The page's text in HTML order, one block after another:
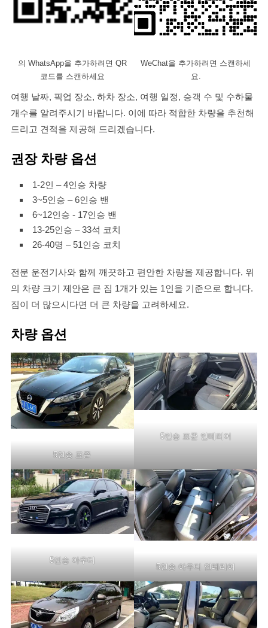
의 WhatsApp을 추가하려면 QR
코드를 스캔하세요
WeChat을 추가하려면 스캔하세
요.
여행 날짜, 픽업 장소, 하차 장소, 여행 일정, 승객 수 및 수하물
개수를 알려주시기 바랍니다. 이에 따라 적합한 차량을 추천해
드리고 견적을 제공해 드리겠습니다.
권장 차량 옵션
1-2인 – 4인승 차량
3~5인승 – 6인승 밴
6~12인승 - 17인승 밴
13-25인승 – 33석 코치
26-40명 – 51인승 코치
전문 운전기사와 함께 깨끗하고 편안한 차량을 제공합니다. 위
의 차량 크기 제안은 큰 짐 1개가 있는 1인을 기준으로 합니다.
짐이 더 많으시다면 더 큰 차량을 고려하세요.
차량 옵션
5인승 표준
5인승 표준 인테리어
5인승 아우디
5인승 아우디 인테리어